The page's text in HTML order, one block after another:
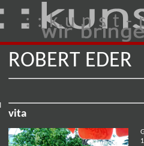
: : k u n s t -
ROBERT EDER
vita